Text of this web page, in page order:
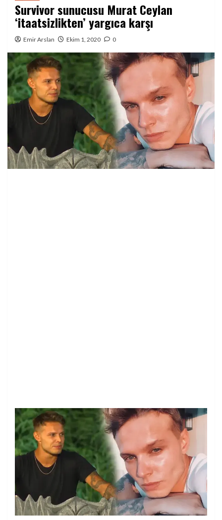
Survivor sunucusu Murat Ceylan
‘itaatsizlikten’ yargıca karşı
Emir Arslan Ekim 1, 2020 0